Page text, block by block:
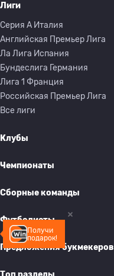
Получи
подарок!
Лиги
Серия A Италия
Английская Премьер Лига
Ла Лига Испания
Бундеслига Германия
Лига 1 Франция
Российская Премьер Лига
Все лиги
Клубы
Чемпионаты
Сборные команды
Футболисты
Предложения букмекеров